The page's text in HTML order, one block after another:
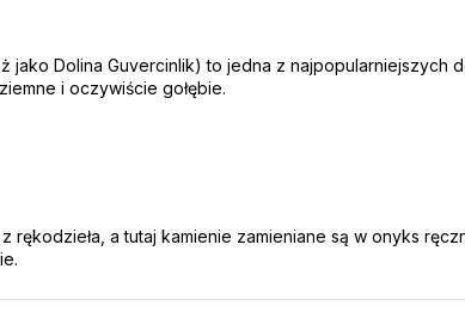
jako Dolina Guvercinlik) to jedna z najpopularniejszych
i oczywiście gołębie.
rękodzieła, a tutaj kamienie zamieniane są w onyks